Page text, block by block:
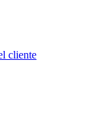
cliente